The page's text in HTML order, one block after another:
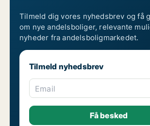
Tilmeld dig vores nyhedsbrev og få
om nye andelsboliger, relevante
nyheder fra andelsboligmarkedet.
Tilmeld nyhedsbrev
Email